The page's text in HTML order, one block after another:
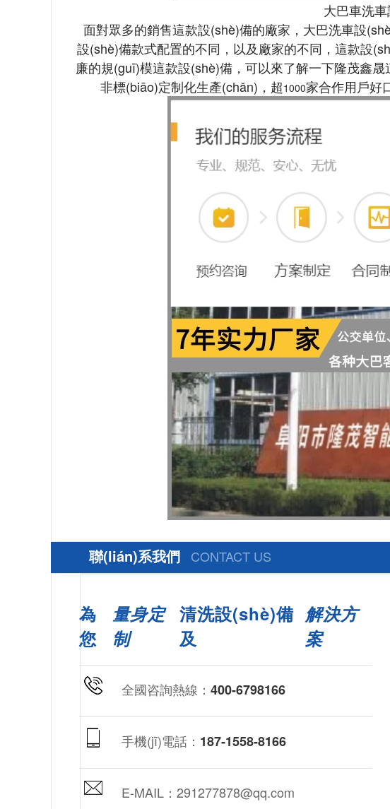
大巴車洗
面對眾多的銷售這款設(shè)備的廠家，大巴洗車設
設(shè)備款式配置的不同，以及廠家的不同，這款設
廉的規(guī)模這款設(shè)備，可以來了解一下隆茂鑫晟
非標(biāo)定制化生產(chǎn)，超1000家合作用戶好
聯(lián)系我們 CONTACT US
為
您
量身定
制
清洗設(shè)備
及
解決方
案
全國咨詢熱線： 400-6798166
手機(jī)電話： 187-1558-8166
E-MAIL：291277878@qq.com